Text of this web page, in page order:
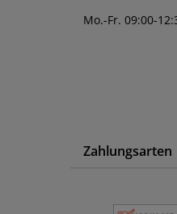
Mo.-Fr. 09:00-
Zahlungsarten